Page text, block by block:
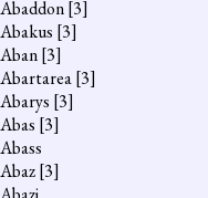
Abaddon[3]
Abakus [3]
Aban[3]
Abartarea[3]
Abarys [3]
Abas [3]
Abass
Abaz[3]